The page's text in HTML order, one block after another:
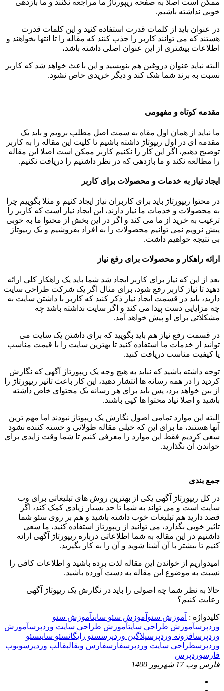
ممکن است اصلا به صفحه ریپورتاژ ما مراجعه نکنند و ما بازدهی
خوبی نداشته باشیم.
در عنوان باید از کلمات قدرت استفاده کنید و این کلمات قدرت
هستند که می توانند کاربر را جذب کنند که مقاله را تا انتها بخواهند و
اطلاعات بیشتری از این عنوان اصلی داشته باشد،
البته نباید عنوان دروغین هم بنویسید و این باعث خواهد شد که کاربر
نسبت به برند شما شک کند و دیگر خریدی حاص نشود.
مقدمه کوتاه و مفهومی
ما نباید از همان اول مقاه به سمت اصل مطلب برویم و باید یک
مقدمه ای در اول ریپوتاژ داشته باشیم تا کلیت این مقاله را به کاربر
توضیح دهیم، اگر این کار را نکنیم کاربر ممکن است اصلا این مقاله
را مطالعه نکند و ما بازدهی که در نظر داشتیم را دریافت نکنیم.
ایجاد نیاز به خدمات و محصولات برای کاربر
در محتوا ریپورتاژ باید برای کاربران نیاز ایجاد کنیم و مثلا بگوییم چرا
به محصولات و خدمات ما نیاز دارند، این ایجاد نیاز است که کاربر را
ترغیب به خرید از ما می کند و اگر در این بخش از محتوا ما به خوبی
پیش نرویم نمی توانیم محصولات را به افراد بفروشیم و یک ریپوتاژ
بی نتیجه خواهیم داشت.
ارائه راهکار و محصولات برای رفع نیاز
بعد از این که نیاز برای کاربر ایجاد شد شما باید یک راهکار کلی ارائه
دهید تا نیاز کاربر رفع شود، برای مثال اگر یک شرکت طراحی سایت
دارید، باید در قسمت ایجاد نیاز ذکر کنید که کاربر با داشتن سایت به
چه مزایایی دست پیدا می کند و اگر سایت نداشته باشد چه
مشکلاتی برای او پیش خواهد آمد.
در قسمت رفع نیاز هم باید بگویید که برای داشتن یک سایت می
توانید از خدمات ما استفاده کنید تا بهترین سایت را با قیمت مناسب
یا کیفیت مناسب دریافت کنید.
توجه داشته باشید که نباید به هیچ وجه یک ریپورتاژ آگهی که نگارش
کردید را در همه رسانه ها انتشار دهید، این کار باعث تاثیر ریپورتاژ را
از بین خواهد برد، پس باید برای هر رسانه یک محتوای خاص داشته
باشید و اصلا نیاد محتوا ها کپی باشند.
البته این موارد تمامی اصول نگارش یک ریپوتاژ نبودند اما مهم ترین
آنها هستند، ما برای این که خیلی مقاله طولانی و خسته کننده نشود
سعی کردیم فقط این موارد را معرفی کنیم تا شما وقت زایدی برای
خواندن آن نگذارید.
جمع بندی
در کل ریپورتاژ آگهی یکی از بهترین روش های تبلیغاتی برای وب
سایت است و می تواند به شما تا حد بسیار زیادی کمک کند، اگر
قصد دارید هم تبلیغات خوب داشته باشید و هم بر روی سئو شما
تاثیر خوبی بگذارد، می توانید از ریپورتاز استفاده کنید، ما سعی
داشتیم در این مقاله به شما اطلاعاتی درباره ریپورتاژ آگهی ارائه
کنیم تا بیشتر با آن آشنا شوید و آن را به کار بگیرید.
امیدواریم از خواندن این مقاله لذت برده باشید و اطلاعات کافی را
نسبت به موضوع این مقاله به دست آورده باشید.
حالا به نظر شما چه اصولی را باید در نگارش یک ریپوتاژ آگهی
رعایت کنیم؟
کلیدواژه : آموزش سئو آموزش سئو سایتآموزش سئو
وردپرسآموزش طراحی سایتآموزش طراحی سایت وردپرسآموزش
وردپرسافزونه وردپرسپلاگین وردپرسسئو رایگانسئو سایتسئو
وردپرسطراحی سایت وردپرسفارسفارس وبقالبقالب وردپرسوبوب
فارسوردپرس
فارس وب 17 شهریور 1400